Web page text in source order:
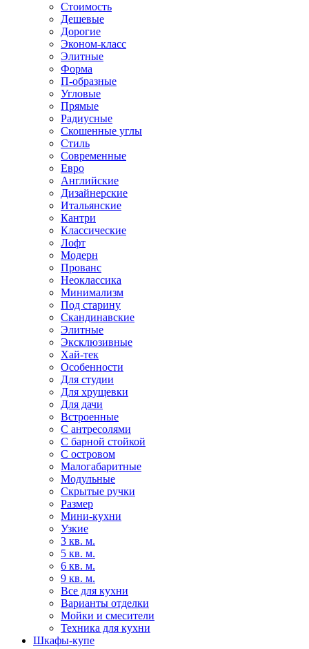
Стоимость
Дешевые
Дорогие
Эконом-класс
Элитные
Форма
П-образные
Угловые
Прямые
Радиусные
Скошенные углы
Стиль
Современные
Евро
Английские
Дизайнерские
Итальянские
Кантри
Классические
Лофт
Модерн
Прованс
Неоклассика
Минимализм
Под старину
Скандинавские
Элитные
Эксклюзивные
Хай-тек
Особенности
Для студии
Для хрущевки
Для дачи
Встроенные
С антресолями
С барной стойкой
С островом
Малогабаритные
Модульные
Скрытые ручки
Размер
Мини-кухни
Узкие
3 кв. м.
5 кв. м.
6 кв. м.
9 кв. м.
Все для кухни
Варианты отделки
Мойки и смесители
Техника для кухни
Шкафы-купе